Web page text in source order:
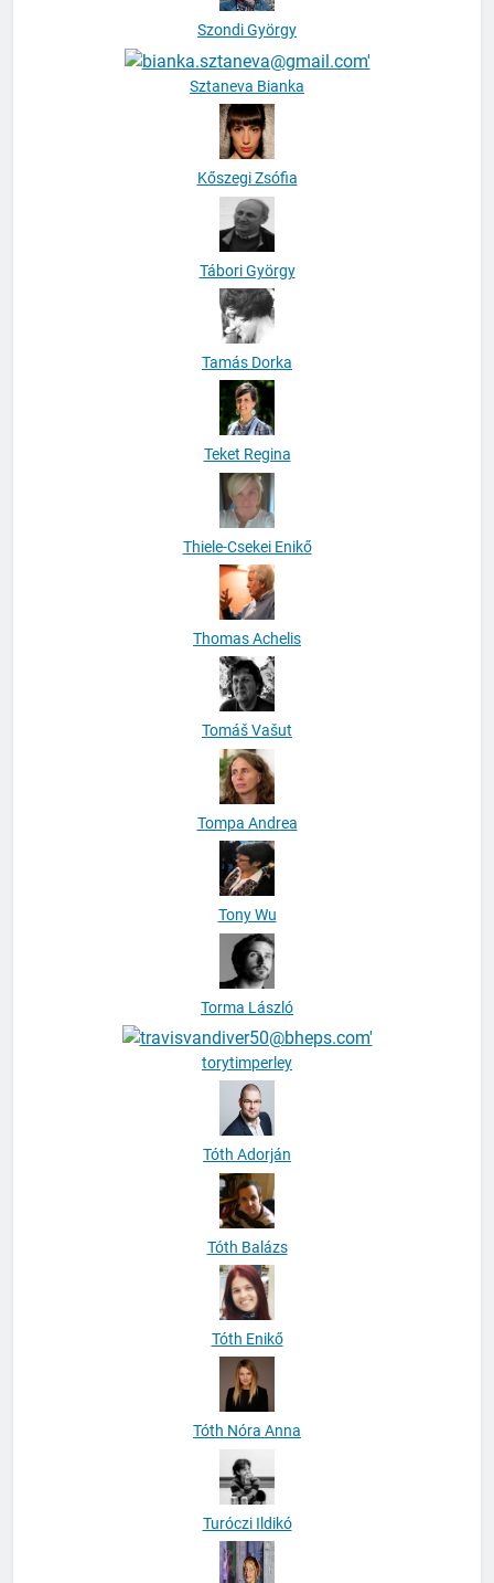
Szondi György
Sztaneva Bianka
Kőszegi Zsófia
Tábori György
Tamás Dorka
Teket Regina
Thiele-Csekei Enikő
Thomas Achelis
Tomáš Vašut
Tompa Andrea
Tony Wu
Torma László
torytimperley
Tóth Adorján
Tóth Balázs
Tóth Enikő
Tóth Nóra Anna
Turóczi Ildikó